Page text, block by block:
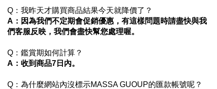
Q：我昨天才購買商品結果今天就降價了？
A ：因為我們不定期會促銷優惠，有這樣問題時請盡快與我
們客服反映，我們會盡快幫您處理喔。
Q：鑑賞期如何計算？
A ：收到商品7日內。
Q：為什麼網站內沒標示MASSA GUOUP的匯款帳號呢？